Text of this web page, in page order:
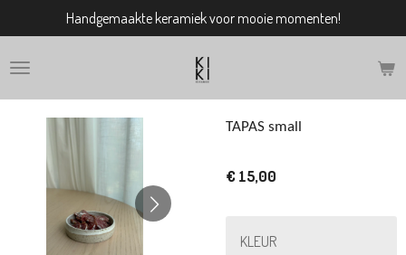
direct
naar
Handgemaakte keramiek voor mooie momenten!
TAPAS small
€ 15,00
KLEUR